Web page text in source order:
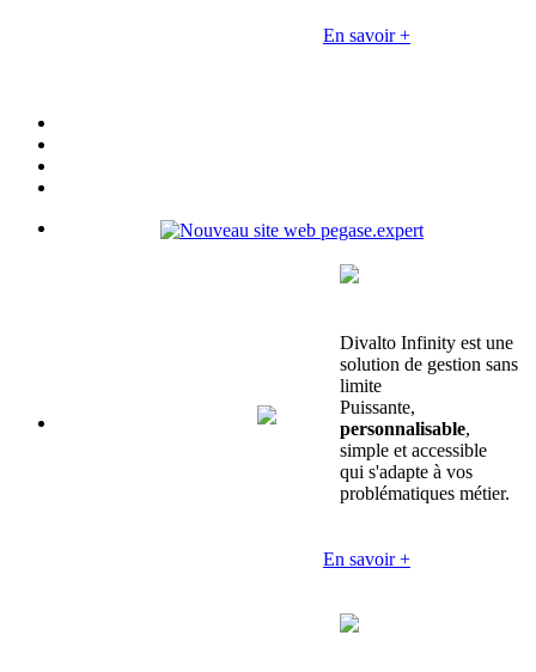
En savoir +
Divalto Infinity est une
solution de gestion sans
limite
Puissante,
personnalisable,
simple et accessible
qui s'adapte à vos
problématiques métier.
En savoir +